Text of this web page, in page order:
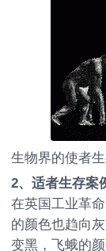
生物界的使者
2、适者生存案
在英国工业革
的颜色也趋向
变黑，飞蛾的